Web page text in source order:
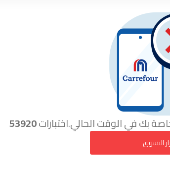
بك في الوقت الحالي.اختبارات53920
التسوق